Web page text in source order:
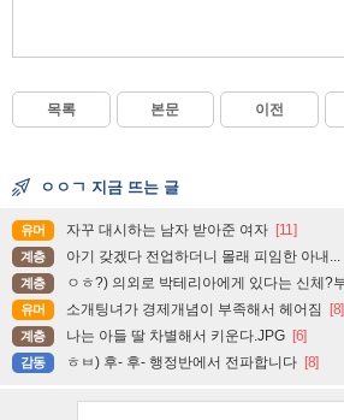
목록 본문 이전
ㅇㅇㄱ 지금 뜨는 글
유머 자꾸 대시하는 남자 받아준 여자 [11]
계층 아기 갖겠다 전업하더니 몰래 피임한 아내...
계층 ㅇㅎ?) 의외로 박테리아에게 있다는 신체?
유머 소개팅녀가 경제개념이 부족해서 헤어짐 [8]
계층 나는 아들 딸 차별해서 키운다.JPG [6]
감동 ㅎㅂ) 후- 후- 행정반에서 전파합니다 [8]